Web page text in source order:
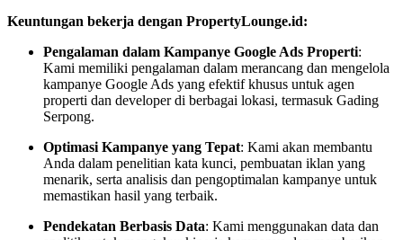
Keuntungan bekerja dengan PropertyLounge.id:
Pengalaman dalam Kampanye Google Ads Properti:
Kami memiliki pengalaman dalam merancang dan mengelola
kampanye Google Ads yang efektif khusus untuk agen
properti dan developer di berbagai lokasi, termasuk Gading
Serpong.
Optimasi Kampanye yang Tepat: Kami akan membantu
Anda dalam penelitian kata kunci, pembuatan iklan yang
menarik, serta analisis dan pengoptimalan kampanye untuk
memastikan hasil yang terbaik.
Pendekatan Berbasis Data: Kami menggunakan data dan